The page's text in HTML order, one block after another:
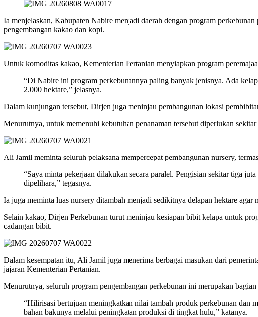
Ia menjelaskan, Kabupaten Nabire menjadi daerah dengan program
pengembangan kakao dan kopi.
Untuk komoditas kakao, Kementerian Pertanian menyiapkan program
“Di Nabire ini program perkebunannya paling banyak jenisnya. Ada
2.000 hektare,” jelasnya.
Dalam kunjungan tersebut, Dirjen juga meninjau pembangunan lokasi
Menurutnya, untuk memenuhi kebutuhan penanaman tersebut diperlukan
Ali Jamil meminta seluruh pelaksana mempercepat pembangunan nursery,
“Saya minta pekerjaan dilakukan secara paralel. Pengisian sekitar tiga
dipelihara,” tegasnya.
Ia juga meminta luas nursery ditambah menjadi sedikitnya delapan hektare agar
Selain kakao, Dirjen Perkebunan turut meninjau kesiapan bibit kelapa untuk
cadangan bibit.
Dalam kesempatan itu, Ali Jamil juga menerima berbagai masukan dari
jajaran Kementerian Pertanian.
Menurutnya, seluruh program pengembangan perkebunan ini merupakan
“Hilirisasi bertujuan meningkatkan nilai tambah produk perkebunan dan
bahan bakunya melalui peningkatan produksi di tingkat hulu,” katanya.